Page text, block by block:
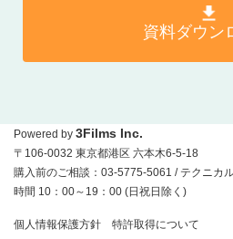
資料ダウン
Powered by 3Films Inc.
〒106-0032 東京都港区 六本木6-5-18
購入前のご相談：03-5775-5061 / テクニカ
時間 10：00～19：00 (日祝日除く)
個人情報保護方針 特許取得について